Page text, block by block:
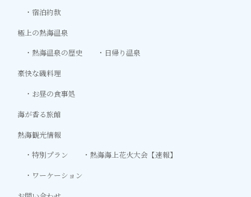
宿泊約款
極上の熱海温泉
熱海温泉の歴史
日帰り温泉
豪快な磯料理
お昼の食事処
海が香る旅館
熱海観光情報
特別プラン
熱海海上花火大会【速報】
ワーケーション